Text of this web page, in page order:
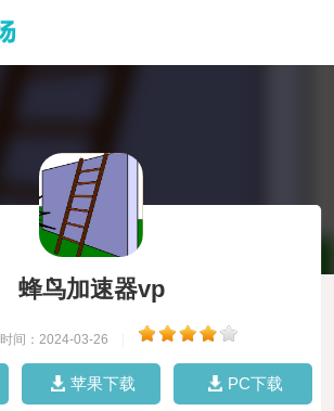
蜂鸟加速器vp
时间：2024-03-26
苹果下载 PC下载